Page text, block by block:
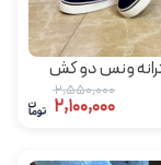
ونس دو کش
2,550,000
2,100,000